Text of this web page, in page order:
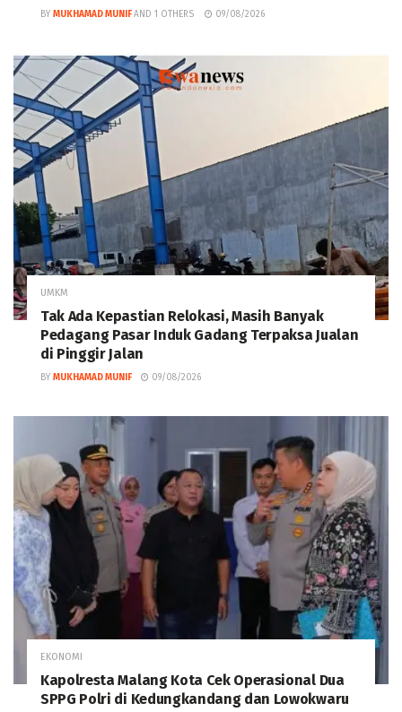
BY MUKHAMAD MUNIF AND 1 OTHERS 09/08/2026
UMKM
Tak Ada Kepastian Relokasi, Masih Banyak
Pedagang Pasar Induk Gadang Terpaksa Jualan
di Pinggir Jalan
BY MUKHAMAD MUNIF 09/08/2026
EKONOMI
Kapolresta Malang Kota Cek Operasional Dua
SPPG Polri di Kedungkandang dan Lowokwaru